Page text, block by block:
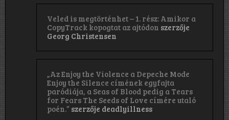
Veled is megtörténhet – 1. rész: Amikor a
CopyTrack kopogtat az ajtódon szerzője
Georg Christensen
„Az Enjoy the Violence a Depeche Mode
Enjoy the Silence címének egyfajta
paródiája, a Seas of Blood pedig a Tears
for Fears The Seeds of Love címére utaló
poén.” szerzője deadlyillness